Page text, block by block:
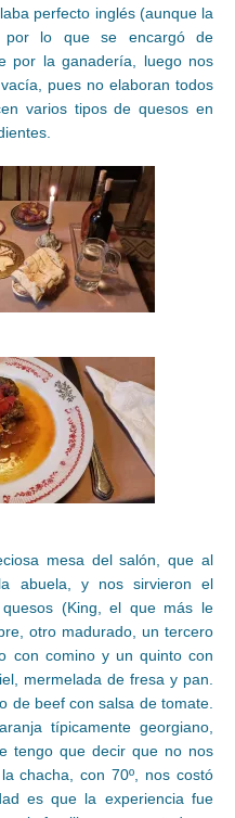
perfecto inglés (aunque la
por lo que se encargó de
por la ganadería, luego nos
pues no elaboran todos
varios tipos de quesos en
mesa del salón, que al
abuela, y nos sirvieron el
(King, el que más le
otro madurado, un tercero
con comino y un quinto con
mermelada de fresa y pan.
de beef con salsa de tomate.
típicamente georgiano,
tengo que decir que no nos
chacha, con 70º, nos costó
es que la experiencia fue